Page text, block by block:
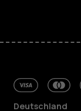
Deutschland